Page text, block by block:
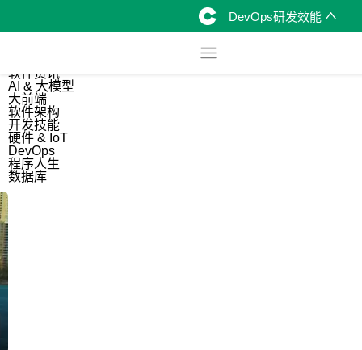
DevOps研发效能
软件资讯
AI & 大模型
大前端
软件架构
开发技能
硬件 & IoT
DevOps
程序人生
数据库